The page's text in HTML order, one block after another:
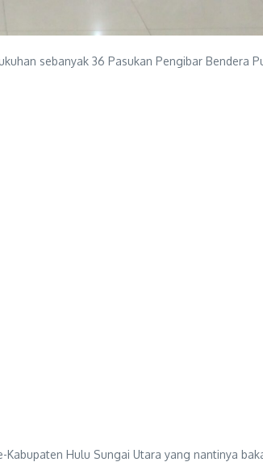
sebanyak 36 Pasukan Pengibar Bendera
Hulu Sungai Utara yang nantinya